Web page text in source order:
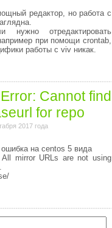
редактор, но работа с
нужно отредактировать
при помощи crontab,
работы с viv никак.
Cannot find
for repo
2017 года
ошибка на centos 5 вида
All mirror URLs are not using